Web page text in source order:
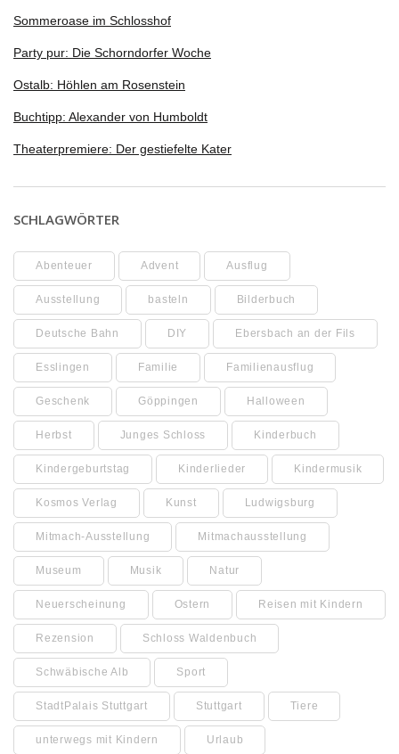
Sommeroase im Schlosshof
Party pur: Die Schorndorfer Woche
Ostalb: Höhlen am Rosenstein
Buchtipp: Alexander von Humboldt
Theaterpremiere: Der gestiefelte Kater
SCHLAGWÖRTER
Abenteuer Advent Ausflug
Ausstellung basteln Bilderbuch
Deutsche Bahn DIY Ebersbach an der Fils
Esslingen Familie Familienausflug
Geschenk Göppingen Halloween
Herbst Junges Schloss Kinderbuch
Kindergeburtstag Kinderlieder Kindermusik
Kosmos Verlag Kunst Ludwigsburg
Mitmach-Ausstellung Mitmachausstellung
Museum Musik Natur
Neuerscheinung Ostern Reisen mit Kindern
Rezension Schloss Waldenbuch
Schwäbische Alb Sport
StadtPalais Stuttgart Stuttgart Tiere
unterwegs mit Kindern Urlaub